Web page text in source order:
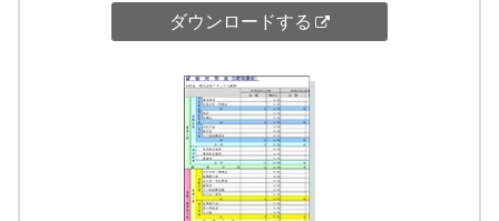
ダウンロードする